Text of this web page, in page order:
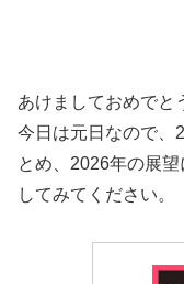
あけましておめでと
今日は元日なので、
とめ、2026年の展
してみてください。